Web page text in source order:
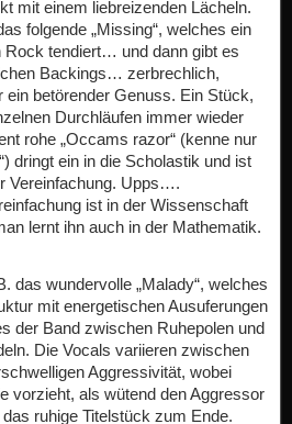
mit einem liebreizenden Lächeln.
folgende „Missing“, welches ein
Rock tendiert… und dann gibt es
Backings… zerbrechlich,
betörender Genuss. Ein Stück,
Durchläufen immer wieder
rohe „Occams razor“ (kenne nur
dringt ein in die Scholastik und ist
Vereinfachung. Upps….
ist in der Wissenschaft
lernt ihn auch in der Mathematik.
das wundervolle „Malady“, welches
mit energetischen Ausuferungen
der Band zwischen Ruhepolen und
Die Vocals variieren zwischen
Aggressivität, wobei
vorzieht, als wütend den Aggressor
ruhige Titelstück zum Ende.